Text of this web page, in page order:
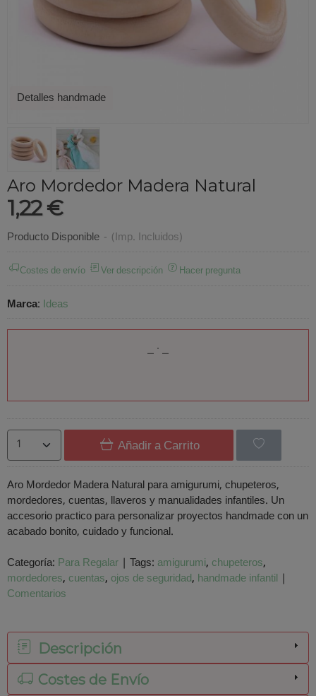
Detalles handmade
Aro Mordedor Madera Natural
1,22 €
Producto Disponible - (Imp. Incluidos)
Costes de envío Ver descripción Hacer pregunta
Marca: Ideas
Añadir a Carrito
Aro Mordedor Madera Natural para amigurumi, chupeteros,
mordedores, cuentas, llaveros y manualidades infantiles. Un
accesorio practico para personalizar proyectos handmade con un
acabado bonito, cuidado y funcional.
Categoría: Para Regalar | Tags: amigurumi chupeteros
mordedores cuentas ojos de seguridad handmade infantil |
Comentarios
Descripción
Costes de Envío